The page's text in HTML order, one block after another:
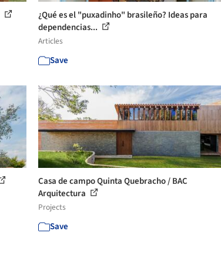
¿Qué es el "puxadinho" brasileño? Ideas para
dependencias...
Articles
Save
Casa de campo Quinta Quebracho / BAC
Arquitectura
Projects
Save